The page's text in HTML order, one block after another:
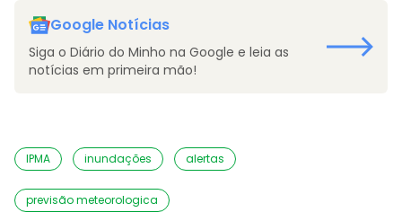
Google Notícias
Siga o Diário do Minho na Google e leia as
notícias em primeira mão!
IPMA inundações alertas
previsão meteorologica